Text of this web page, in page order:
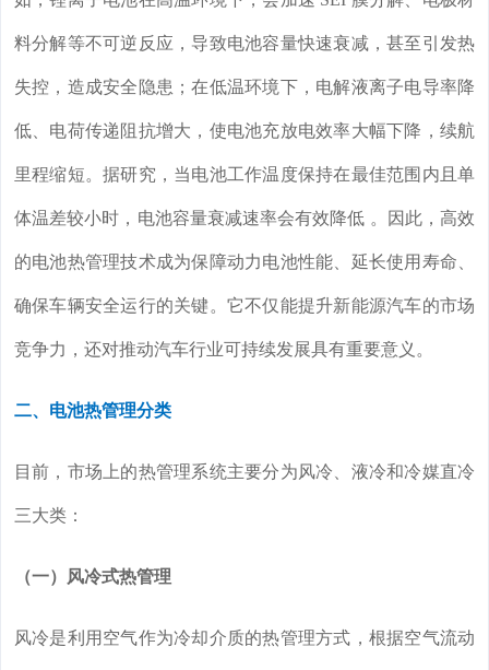
料分解等不可逆反应，导致电池容量快速衰减，甚至引发热
失控，造成安全隐患；在低温环境下，电解液离子电导率降
低、电荷传递阻抗增大，使电池充放电效率大幅下降，续航
里程缩短。据研究，当电池工作温度保持在最佳范围内且单
体温差较小时，电池容量衰减速率会有效降低 。因此，高效
的电池热管理技术成为保障动力电池性能、延长使用寿命、
确保车辆安全运行的关键。它不仅能提升新能源汽车的市场
竞争力，还对推动汽车行业可持续发展具有重要意义。
二、电池热管理分类
目前，市场上的热管理系统主要分为风冷、液冷和冷媒直冷
三大类：
（一）风冷式热管理
风冷是利用空气作为冷却介质的热管理方式，根据空气流动